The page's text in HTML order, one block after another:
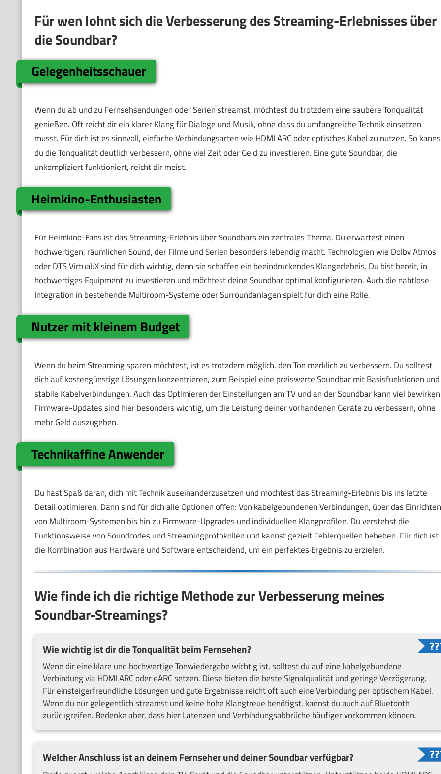
Für wen lohnt sich die Verbesserung des Streaming-Erlebnisses über
die Soundbar?
Gelegenheitsschauer
Wenn du ab und zu Fernsehsendungen oder Serien streamst, möchtest du trotzdem eine saubere Tonqualität
genießen. Oft reicht dir ein klarer Klang für Dialoge und Musik, ohne dass du umfangreiche Technik einsetzen
musst. Für dich ist es sinnvoll, einfache Verbindungsarten wie HDMI ARC oder optisches Kabel zu nutzen. So
du die Tonqualität deutlich verbessern, ohne viel Zeit oder Geld zu investieren. Eine gute Soundbar, die
unkompliziert funktioniert, reicht dir meist.
Heimkino-Enthusiasten
Für Heimkino-Fans ist das Streaming-Erlebnis über Soundbars ein zentrales Thema. Du erwartest einen
hochwertigen, räumlichen Sound, der Filme und Serien besonders lebendig macht. Technologien wie Dolby Atmos
oder DTS Virtual:X sind für dich wichtig, denn sie schaffen ein beeindruckendes Klangerlebnis. Du bist bereit, in
hochwertiges Equipment zu investieren und möchtest deine Soundbar optimal konfigurieren. Auch die nahtlose
Integration in bestehende Multiroom-Systeme oder Surroundanlagen spielt für dich eine Rolle.
Nutzer mit kleinem Budget
Wenn du beim Streaming sparen möchtest, ist es trotzdem möglich, den Ton merklich zu verbessern. Du solltest
dich auf kostengünstige Lösungen konzentrieren, zum Beispiel eine preiswerte Soundbar mit Basisfunktionen und
stabile Kabelverbindungen. Auch das Optimieren der Einstellungen am TV und an der Soundbar kann viel
Firmware-Updates sind hier besonders wichtig, um die Leistung deiner vorhandenen Geräte zu verbessern, ohne
mehr Geld auszugeben.
Technikaffine Anwender
Du hast Spaß daran, dich mit Technik auseinanderzusetzen und möchtest das Streaming-Erlebnis bis ins letzte
Detail optimieren. Dann sind für dich alle Optionen offen: Von kabelgebundenen Verbindungen, über das Einrichten
von Multiroom-Systemen bis hin zu Firmware-Upgrades und individuellen Klangprofilen. Du verstehst die
Funktionsweise von Soundcodes und Streamingprotokollen und kannst gezielt Fehlerquellen beheben. Für dich ist
die Kombination aus Hardware und Software entscheidend, um ein perfektes Ergebnis zu erzielen.
Wie finde ich die richtige Methode zur Verbesserung meines
Soundbar-Streamings?
Wie wichtig ist dir die Tonqualität beim Fernsehen?
Wenn dir eine klare und hochwertige Tonwiedergabe wichtig ist, solltest du auf eine kabelgebundene
Verbindung via HDMI ARC oder eARC setzen. Diese bieten die beste Signalqualität und geringe Verzögerung.
Für einsteigerfreundliche Lösungen und gute Ergebnisse reicht oft auch eine Verbindung per optischem Kabel.
Wenn du nur gelegentlich streamst und keine hohe Klangtreue benötigst, kannst du auch auf Bluetooth
zurückgreifen. Bedenke aber, dass hier Latenzen und Verbindungsabbrüche häufiger vorkommen können.
Welcher Anschluss ist an deinem Fernseher und deiner Soundbar verfügbar?